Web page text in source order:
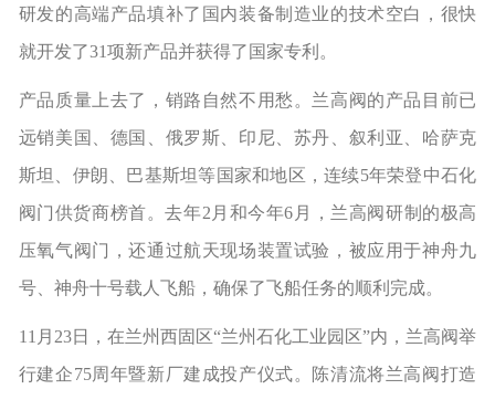
研发的高端产品填补了国内装备制造业的技术空白，很快
就开发了31项新产品并获得了国家专利。
产品质量上去了，销路自然不用愁。兰高阀的产品目前已
远销美国、德国、俄罗斯、印尼、苏丹、叙利亚、哈萨克
斯坦、伊朗、巴基斯坦等国家和地区，连续5年荣登中石化
阀门供货商榜首。去年2月和今年6月，兰高阀研制的极高
压氧气阀门，还通过航天现场装置试验，被应用于神舟九
号、神舟十号载人飞船，确保了飞船任务的顺利完成。
11月23日，在兰州西固区“兰州石化工业园区”内，兰高阀举
行建企75周年暨新厂建成投产仪式。陈清流将兰高阀打造